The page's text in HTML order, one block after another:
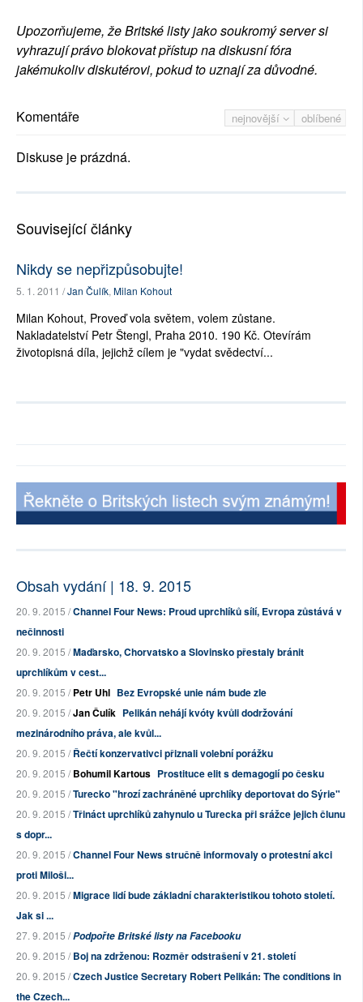
Upozorňujeme, že Britské listy jako soukromý server si
vyhrazují právo blokovat přístup na diskusní fóra
jakémukoliv diskutérovi, pokud to uznají za důvodné.
nejnovější oblíbené
Komentáře
Diskuse je prázdná.
Související články
Nikdy se nepřizpůsobujte!
5. 1. 2011 /Jan Čulík, Milan Kohout
Milan Kohout, Proveď vola světem, volem zůstane.
Nakladatelství Petr Štengl, Praha 2010. 190 Kč. Otevírám
životopisná díla, jejichž cílem je "vydat svědectví...
Obsah vydání | 18. 9. 2015
20. 9. 2015 /Channel Four News: Proud uprchlíků sílí, Evropa zůstává v
nečinnosti
20. 9. 2015 /Maďarsko, Chorvatsko a Slovinsko přestaly bránit
uprchlíkům v cest...
20. 9. 2015 /Petr Uhl Bez Evropské unie nám bude zle
20. 9. 2015 /Jan Čulík Pelikán nehájí kvóty kvůli dodržování
mezinárodního práva, ale kvůl...
20. 9. 2015 /Řečtí konzervativci přiznali volební porážku
20. 9. 2015 /Bohumil Kartous Prostituce elit s demagogií po česku
20. 9. 2015 /Turecko "hrozí zachráněné uprchlíky deportovat do Sýrie"
20. 9. 2015 /Třináct uprchlíků zahynulo u Turecka při srážce jejich člunu
s dopr...
20. 9. 2015 /Channel Four News stručně informovaly o protestní akci
proti Miloši...
20. 9. 2015 /Migrace lidí bude základní charakteristikou tohoto století.
Jak si ...
27. 9. 2015 /Podpořte Britské listy na Facebooku
20. 9. 2015 /Boj na zdrženou: Rozměr odstrašení v 21. století
20. 9. 2015 /Czech Justice Secretary Robert Pelikán: The conditions in
the Czech...